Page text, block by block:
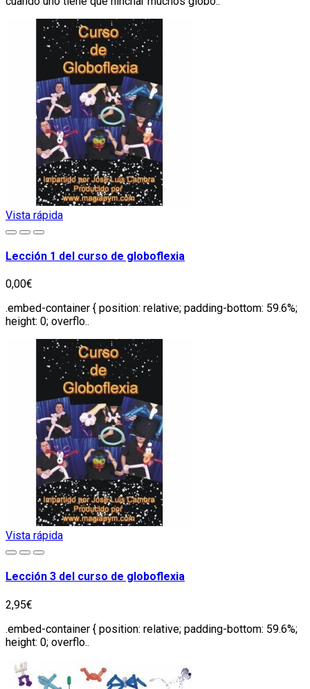
Vista rápida
Lección 1 del curso de globoflexia
0,00€
.embed-container { position: relative; padding-bottom: 59.6%;
height: 0; overflo..
Vista rápida
Lección 3 del curso de globoflexia
2,95€
.embed-container { position: relative; padding-bottom: 59.6%;
height: 0; overflo..